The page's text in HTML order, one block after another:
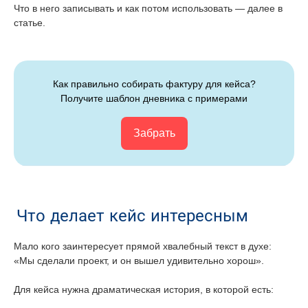
Что в него записывать и как потом использовать — далее в
статье.
Как правильно собирать фактуру для кейса?
Получите шаблон дневника с примерами
Забрать
Что делает кейс интересным
Мало кого заинтересует прямой хвалебный текст в духе:
«Мы сделали проект, и он вышел удивительно хорош».
Для кейса нужна драматическая история, в которой есть: